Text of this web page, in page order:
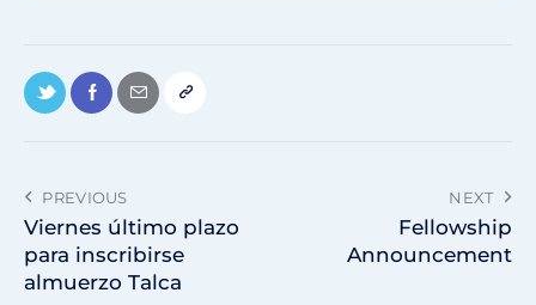
PREVIOUS
Viernes último plazo
para inscribirse
almuerzo Talca
NEXT
Fellowship
Announcement